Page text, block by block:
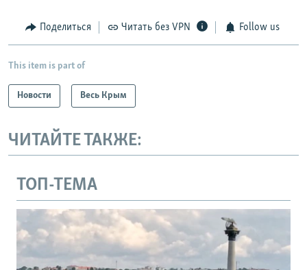
Поделиться Читать без VPN Follow us
This item is part of
Новости Весь Крым
ЧИТАЙТЕ ТАКЖЕ:
ТОП-ТЕМА